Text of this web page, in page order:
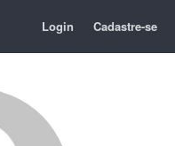
Login Cadastre-se